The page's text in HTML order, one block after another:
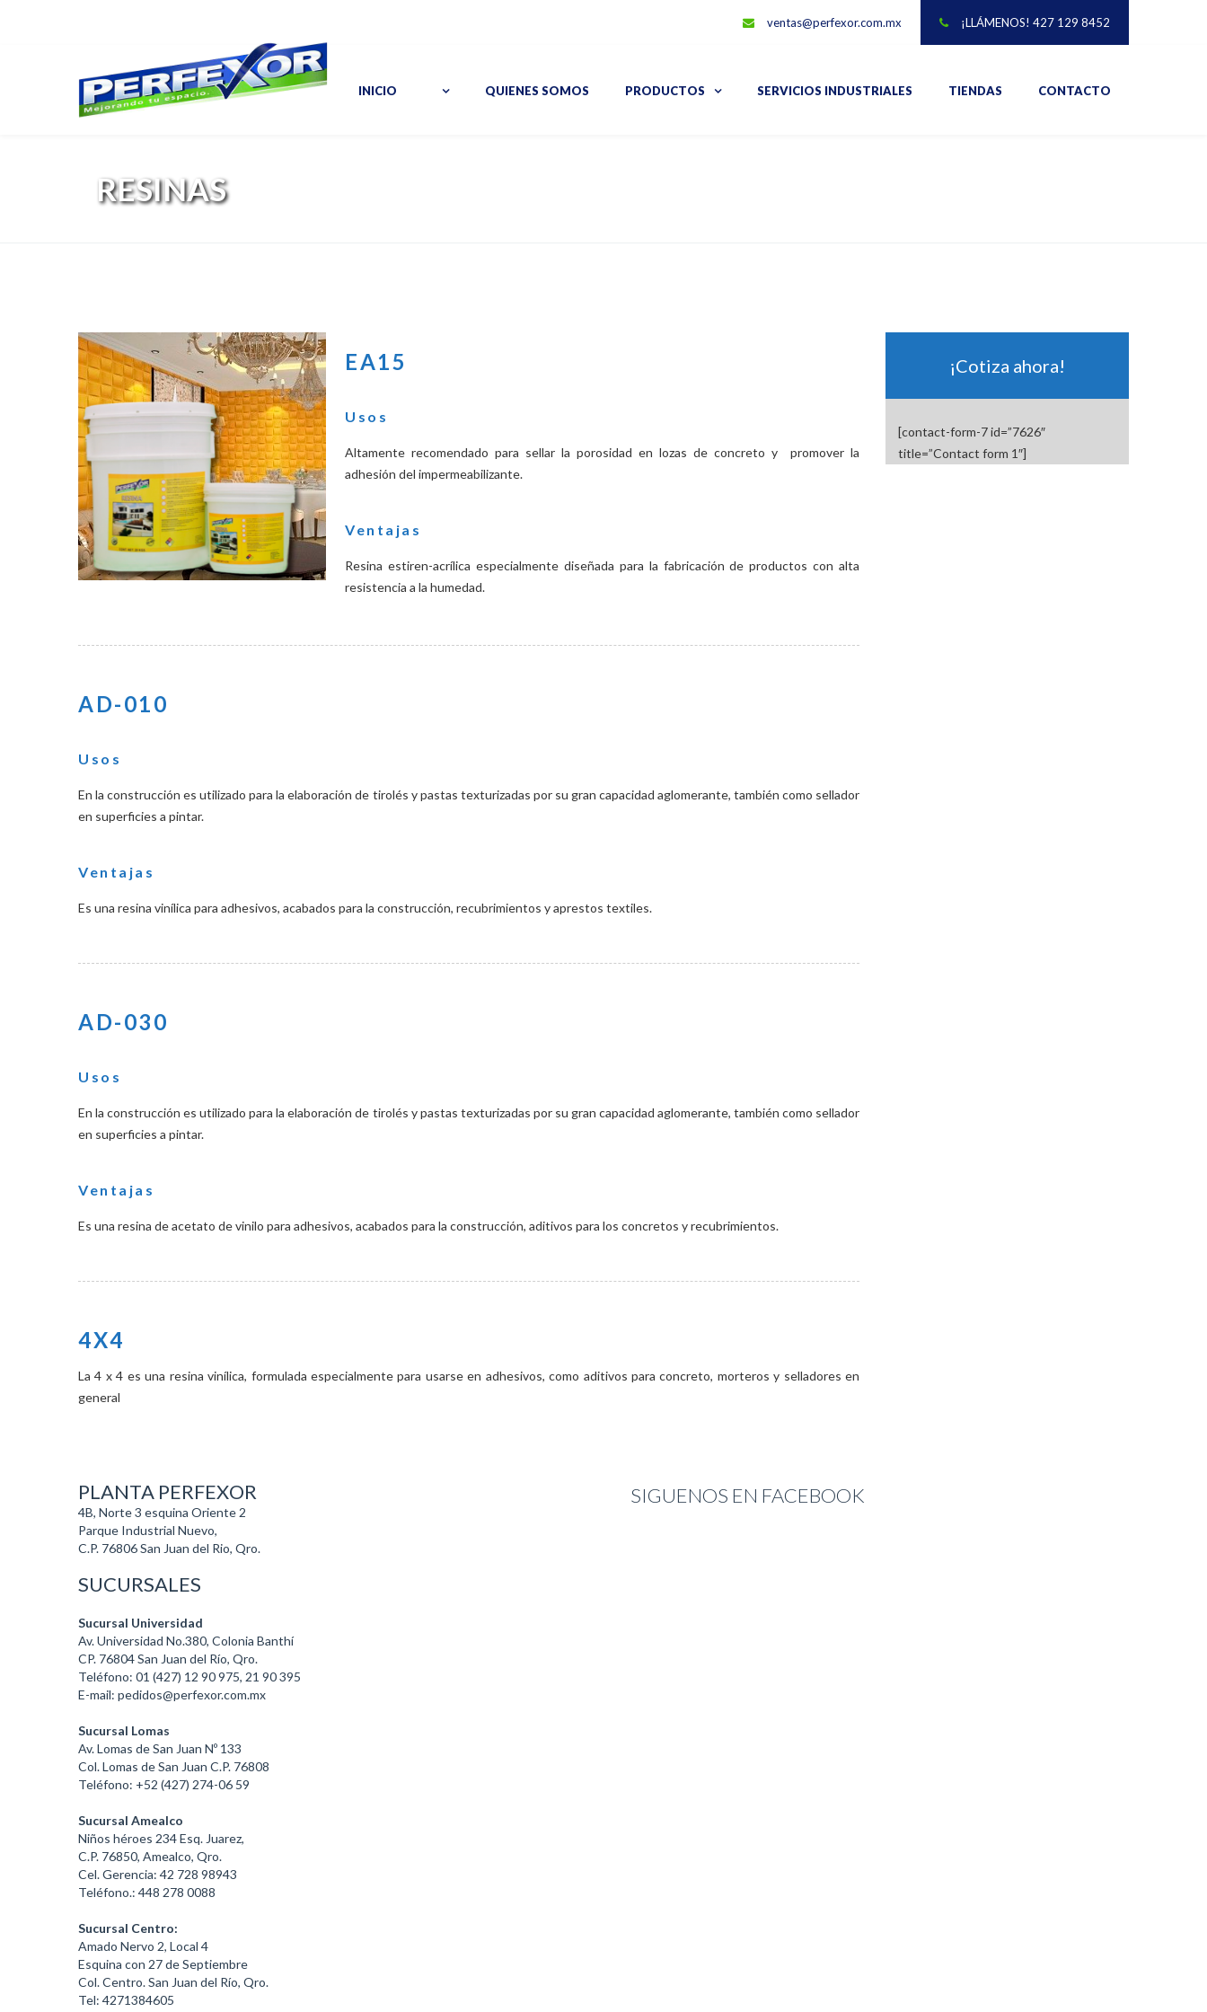
¡LLÁMENOS! 427 129 8452
ventas@perfexor.com.mx
INICIO QUIENES SOMOS PRODUCTOS SERVICIOS INDUSTRIALES TIENDAS CONTACTO
RESINAS
EA15
Usos
Altamente recomendado para sellar la porosidad en lozas de concreto y promover la
adhesión del impermeabilizante.
Ventajas
Resina estiren-acrílica especialmente diseñada para la fabricación de productos con alta
resistencia a la humedad.
AD-010
Usos
En la construcción es utilizado para la elaboración de tirolés y pastas texturizadas por su gran capacidad aglomerante, también como sellador
en superficies a pintar.
Ventajas
Es una resina vinílica para adhesivos, acabados para la construcción, recubrimientos y aprestos textiles.
AD-030
Usos
En la construcción es utilizado para la elaboración de tirolés y pastas texturizadas por su gran capacidad aglomerante, también como sellador
en superficies a pintar.
Ventajas
Es una resina de acetato de vinilo para adhesivos, acabados para la construcción, aditivos para los concretos y recubrimientos.
4X4
La 4 x 4 es una resina vinílica, formulada especialmente para usarse en adhesivos, como aditivos para concreto, morteros y selladores en
general
¡Cotiza ahora!
[contact-form-7 id=”7626″
title=”Contact form 1″]
SIGUENOS EN FACEBOOK
PLANTA PERFEXOR
4B, Norte 3 esquina Oriente 2
Parque Industrial Nuevo,
C.P. 76806 San Juan del Rio, Qro.
SUCURSALES
Sucursal Universidad
Av. Universidad No.380, Colonia Banthí
CP. 76804 San Juan del Río, Qro.
Teléfono: 01 (427) 12 90 975, 21 90 395
E-mail: pedidos@perfexor.com.mx
Sucursal Lomas
Av. Lomas de San Juan Nº 133
Col. Lomas de San Juan C.P. 76808
Teléfono: +52 (427) 274-06 59
Sucursal Amealco
Niños héroes 234 Esq. Juarez,
C.P. 76850, Amealco, Qro.
Cel. Gerencia: 42 728 98943
Teléfono.: 448 278 0088
Sucursal Centro:
Amado Nervo 2, Local 4
Esquina con 27 de Septiembre
Col. Centro. San Juan del Río, Qro.
Tel: 4271384605